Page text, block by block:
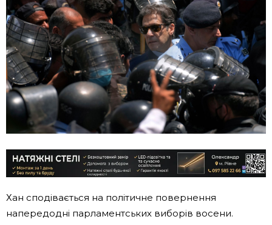
Хан сподівається на політичне повернення
напередодні парламентських виборів восени.